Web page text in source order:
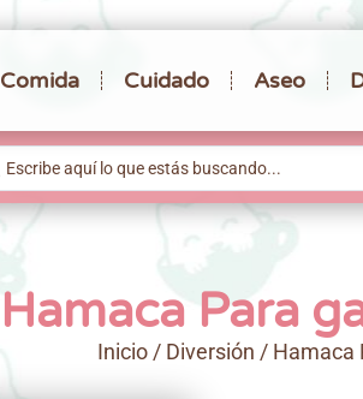
Comida Cuidado Aseo
Hamaca Para
Inicio/ Diversión / Hamaca